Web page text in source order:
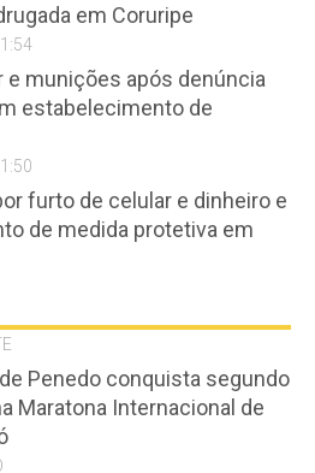
em Coruripe
e munições após denúncia
estabelecimento de
furto de celular e dinheiro e
de medida protetiva em
Penedo conquista segundo
Maratona Internacional de